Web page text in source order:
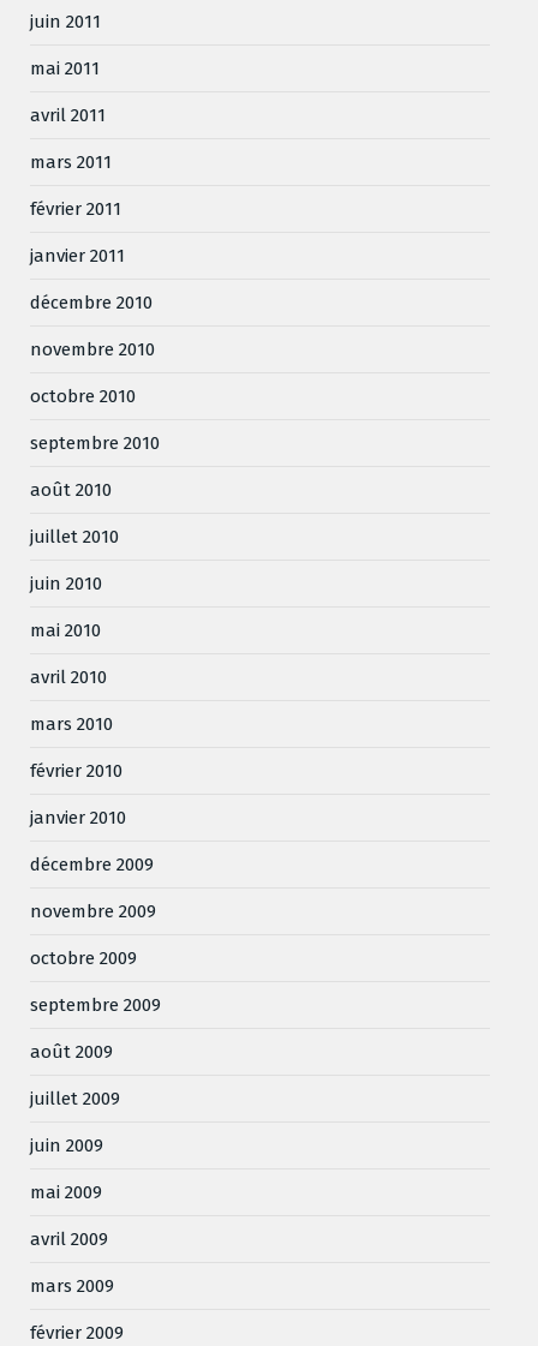
juin 2011
mai 2011
avril 2011
mars 2011
février 2011
janvier 2011
décembre 2010
novembre 2010
octobre 2010
septembre 2010
août 2010
juillet 2010
juin 2010
mai 2010
avril 2010
mars 2010
février 2010
janvier 2010
décembre 2009
novembre 2009
octobre 2009
septembre 2009
août 2009
juillet 2009
juin 2009
mai 2009
avril 2009
mars 2009
février 2009